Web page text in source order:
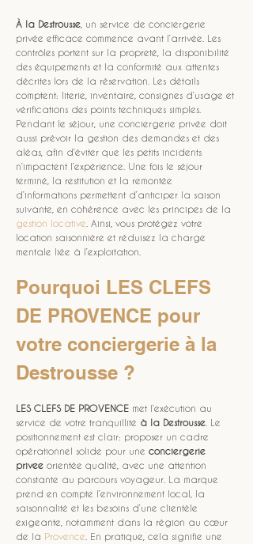
À la Destrousse , un service de conciergerie
privée efficace commence avant l’arrivée. Les
contrôles portent sur la propreté, la disponibilité
des équipements et la conformité aux attentes
décrites lors de la réservation. Les détails
comptent: literie, inventaire, consignes d’usage et
vérifications des points techniques simples.
Pendant le séjour, une conciergerie privée doit
aussi prévoir la gestion des demandes et des
aléas, afin d’éviter que les petits incidents
n’impactent l’expérience. Une fois le séjour
terminé, la restitution et la remontée
d’informations permettent d’anticiper la saison
suivante, en cohérence avec les principes de la
gestion locative . Ainsi, vous protégez votre
location saisonnière et réduisez la charge
mentale liée à l’exploitation.
Pourquoi LES CLEFS
DE PROVENCE pour
votre conciergerie à la
Destrousse ?
LES CLEFS DE PROVENCE met l’exécution au
service de votre tranquillité à la Destrousse . Le
positionnement est clair: proposer un cadre
opérationnel solide pour une conciergerie
privee orientée qualité, avec une attention
constante au parcours voyageur. La marque
prend en compte l’environnement local, la
saisonnalité et les besoins d’une clientèle
exigeante, notamment dans la région au cœur
de la Provence . En pratique, cela signifie une